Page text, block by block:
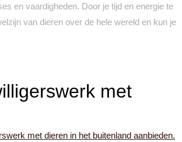
en vaardigheden. Door je tijd en energie te
van dieren over de hele wereld en kun je
met
met dieren in het buitenland aanbieden.